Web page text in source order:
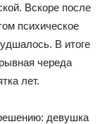
Вскоре после
психическое
В итоге
череда
лет.
девушка